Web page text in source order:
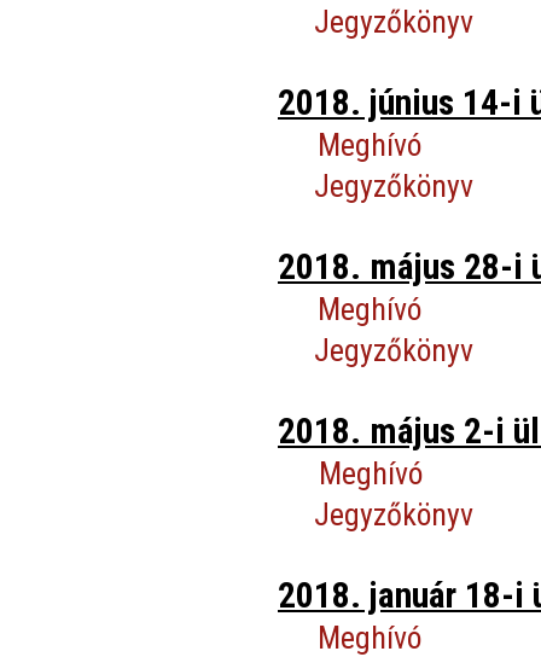
Jegyzőkönyv
2018. június 14-i
Meghívó
Jegyzőkönyv
2018. május 28-i
Meghívó
Jegyzőkönyv
2018. május 2-i
Meghívó
Jegyzőkönyv
2018. január 18-i
Meghívó